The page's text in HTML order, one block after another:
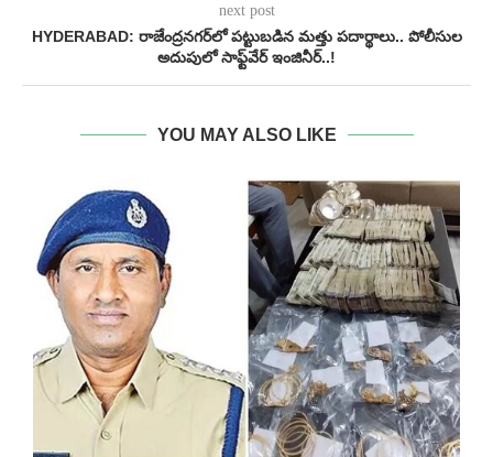
next post
HYDERABAD: రాజేంద్రనగర్⁬లో పట్టుబడిన మత్తు పదార్థాలు.. పోలీసుల
అదుపులో సాఫ్ట్‌వేర్ ఇంజినీర్..!
YOU MAY ALSO LIKE